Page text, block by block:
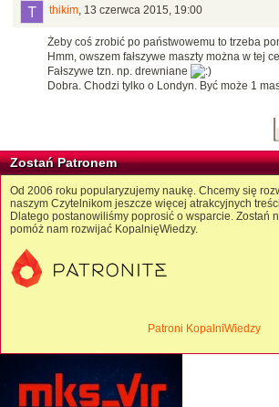
thikim, 13 czerwca 2015, 19:00
Żeby coś zrobić po państwowemu to trzeba
Hmm, owszem fałszywe maszty można w tej
Fałszywe tzn. np. drewniane
Dobra. Chodzi tylko o Londyn. Być może 1
Zostań Patronem
Od 2006 roku popularyzujemy naukę. Chcemy się
naszym Czytelnikom jeszcze więcej atrakcyjnych
Dlatego postanowiliśmy poprosić o wsparcie. Zostań
pomóż nam rozwijać KopalnięWiedzy.
Patroni KopalniWiedzy